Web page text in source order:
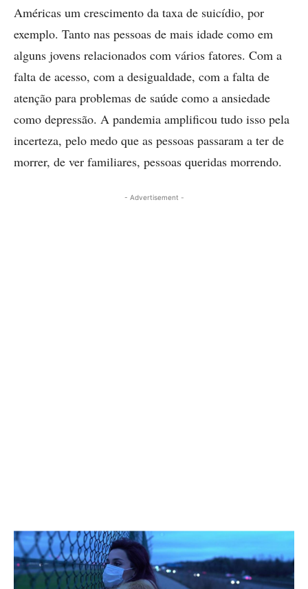
Américas um crescimento da taxa de suicídio, por
exemplo. Tanto nas pessoas de mais idade como em
alguns jovens relacionados com vários fatores. Com a
falta de acesso, com a desigualdade, com a falta de
atenção para problemas de saúde como a ansiedade
como depressão. A pandemia amplificou tudo isso pela
incerteza, pelo medo que as pessoas passaram a ter de
morrer, de ver familiares, pessoas queridas morrendo.
- Advertisement -